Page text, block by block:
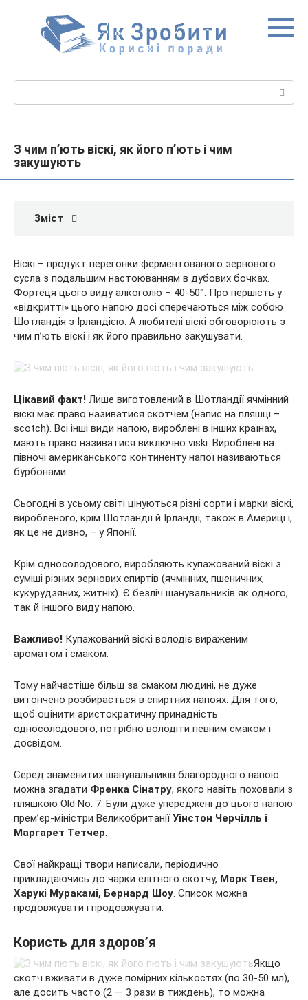
З чим п’ють віскі, як його п’ють і чим
закушують
Зміст
Віскі – продукт перегонки ферментованого зернового
сусла з подальшим настоюванням в дубових бочках.
Фортеця цього виду алкоголю – 40-50°. Про першість у
«відкритті» цього напою досі сперечаються між собою
Шотландія з Ірландією. А любителі віскі обговорюють з
чим п’ють віскі і як його правильно закушувати.
Цікавий факт! Лише виготовлений в Шотландії ячмінний
віскі має право називатися скотчем (напис на пляшці –
scotch). Всі інші види напою, вироблені в інших країнах,
мають право називатися виключно viski. Вироблені на
півночі американського континенту напої називаються
бурбонами.
Сьогодні в усьому світі цінуються різні сорти і марки віскі,
виробленого, крім Шотландії й Ірландії, також в Америці і,
як це не дивно, – у Японії.
Крім односолодового, виробляють купажований віскі з
суміші різних зернових спиртів (ячмінних, пшеничних,
кукурудзяних, житніх). Є безліч шанувальників як одного,
так й іншого виду напою.
Важливо! Купажований віскі володіє вираженим
ароматом і смаком.
Тому найчастіше більш за смаком людині, не дуже
витончено розбирається в спиртних напоях. Для того,
щоб оцінити аристократичну принадність
односолодового, потрібно володіти певним смаком і
досвідом.
Серед знаменитих шанувальників благородного напою
можна згадати Френка Сінатру, якого навіть поховали з
пляшкою Old No. 7. Були дуже упереджені до цього напою
прем’єр-міністри Великобританії Уінстон Черчілль і
Маргарет Тетчер.
Свої найкращі твори написали, періодично
прикладаючись до чарки елітного скотчу, Марк Твен,
Харукі Муракамі, Бернард Шоу. Список можна
продовжувати і продовжувати.
Користь для здоров’я
Якщо
скотч вживати в дуже помірних кількостях (по 30-50 мл),
але досить часто (2 — 3 рази в тиждень), то можна